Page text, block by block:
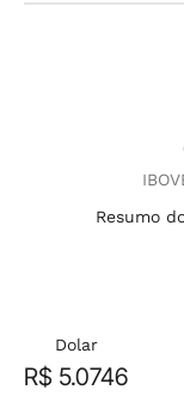
Resumo
Dolar
R$ 5.0746